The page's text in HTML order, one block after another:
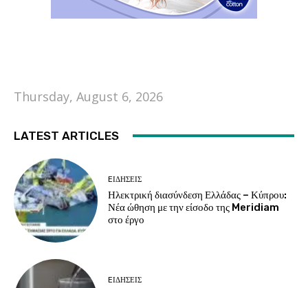
Thursday, August 6, 2026
LATEST ARTICLES
EΙΔΗΣΕΙΣ
Ηλεκτρική διασύνδεση Ελλάδας – Κύπρου:
Νέα ώθηση με την είσοδο της Meridiam
στο έργο
EΙΔΗΣΕΙΣ